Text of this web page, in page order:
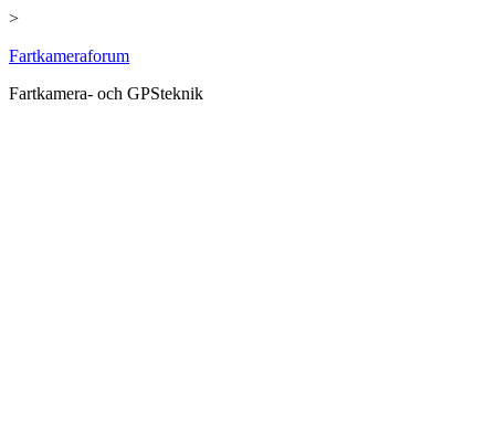
>
Hoppa
innehåll
Fartkameraforum
Fartkamera- och GPSteknik